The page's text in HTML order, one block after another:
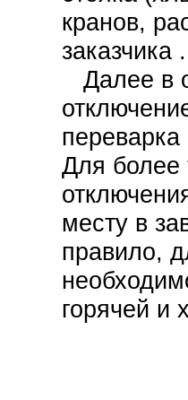
кранов,
заказчика .
Далее в
Для более
месту в
правило,
горячей и